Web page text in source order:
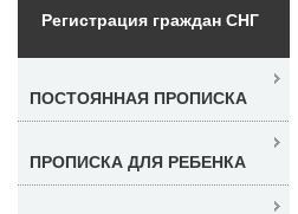
Регистрация граждан СНГ
ПОСТОЯННАЯ ПРОПИСКА
ПРОПИСКА ДЛЯ РЕБЕНКА